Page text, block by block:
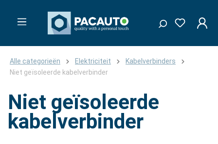
Alle categorieën Elektriciteit
Kabelverbinders
Niet geïsoleerde kabelverbinder
Niet geïsoleerde
kabelverbinder